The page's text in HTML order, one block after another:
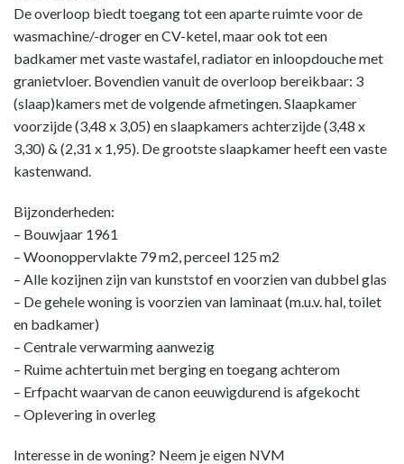
De overloop biedt toegang tot een aparte ruimte voor de
wasmachine/-droger en CV-ketel, maar ook tot een
badkamer met vaste wastafel, radiator en inloopdouche met
granietvloer. Bovendien vanuit de overloop bereikbaar: 3
(slaap)kamers met de volgende afmetingen. Slaapkamer
voorzijde (3,48 x 3,05) en slaapkamers achterzijde (3,48 x
3,30) & (2,31 x 1,95). De grootste slaapkamer heeft een vaste
kastenwand.
Bijzonderheden:
– Bouwjaar 1961
– Woonoppervlakte 79 m2, perceel 125 m2
– Alle kozijnen zijn van kunststof en voorzien van dubbel glas
– De gehele woning is voorzien van laminaat (m.u.v. hal, toilet
en badkamer)
– Centrale verwarming aanwezig
– Ruime achtertuin met berging en toegang achterom
– Erfpacht waarvan de canon eeuwigdurend is afgekocht
– Oplevering in overleg
Interesse in de woning? Neem je eigen NVM